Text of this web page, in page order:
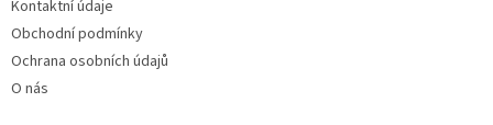
Kontaktní údaje
Obchodní podmínky
Ochrana osobních údajů
O nás